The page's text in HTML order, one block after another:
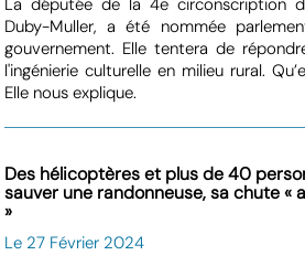
La députée de la 4e circonscription
Duby-Muller, a été nommée
gouvernement. Elle tentera de
l'ingénierie culturelle en milieu rural.
Elle nous explique.
Des hélicoptères et plus de 40
sauver une randonneuse, sa chute «
»
Le 27 Février 2024